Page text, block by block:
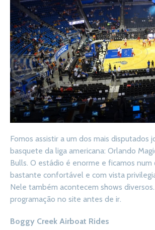
Fomos assistir a um dos mais disputados
basquete da liga americana: Orlando
Bulls. O estádio é enorme e ficamos num
bastante confortável e com vista
Nele também acontecem shows
programação no site antes de ir.
Boggy Creek Airboat Rides